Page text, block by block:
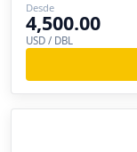
Desde
4,500.00
USD / DBL